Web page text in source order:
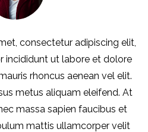
consectetur adipiscing elit,
incididunt ut labore et dolore
rhoncus aenean vel elit.
metus aliquam eleifend. At
massa sapien faucibus et
mattis ullamcorper velit